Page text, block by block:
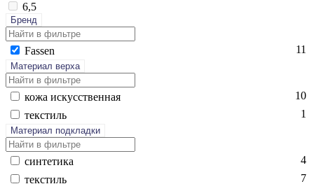
6,5
Бренд
Fas­sen 11
Материал верха
ко­жа ис­кусс­твен­ная
10
текс­тиль
1
Материал подкладки
син­те­тика
4
текс­тиль
7